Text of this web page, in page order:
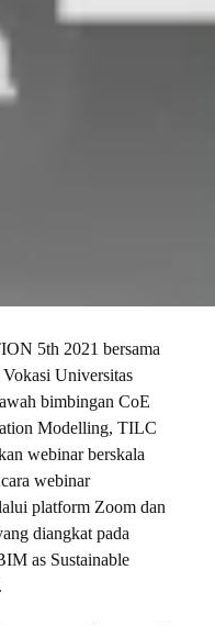
5th 2021 bersama
Universitas
bimbingan CoE
Modelling, TILC
webinar berskala
webinar
platform Zoom dan
diangkat pada
as Sustainable